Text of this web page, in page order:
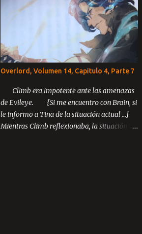
Capítulo 3: El último rey Parte 1 Parte 2
Parte 3 ...
Overlord, Volumen 14, Capitulo 4, Parte 7
Climb era impotente ante las amenazas
de Evileye. {Si me encuentro con Brain, si
le informo a Tina de la situación actual ...}
Mientras Climb reflexionaba, la situación